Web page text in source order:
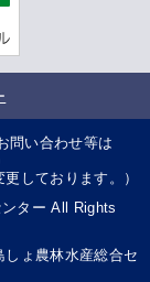
問い合わせ等は
しております。）
ター All Rights
ょ農林水産総合セ